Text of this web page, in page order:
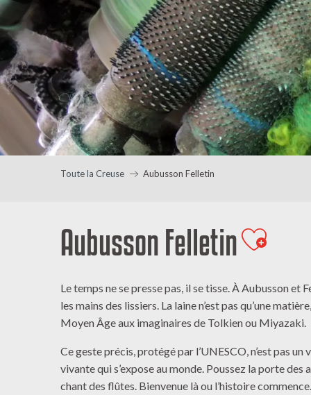
Toute la Creuse Aubusson Felletin
Aubusson Felletin
Le temps ne se presse pas, il se tisse. À Aubusson et
les mains des lissiers. La laine n’est pas qu’une
Moyen Âge aux imaginaires de Tolkien ou Miyazaki.
Ce geste précis, protégé par l’UNESCO, n’est pas un
vivante qui s’expose au monde. Poussez la porte
chant des flûtes. Bienvenue là ou l’histoire commence.